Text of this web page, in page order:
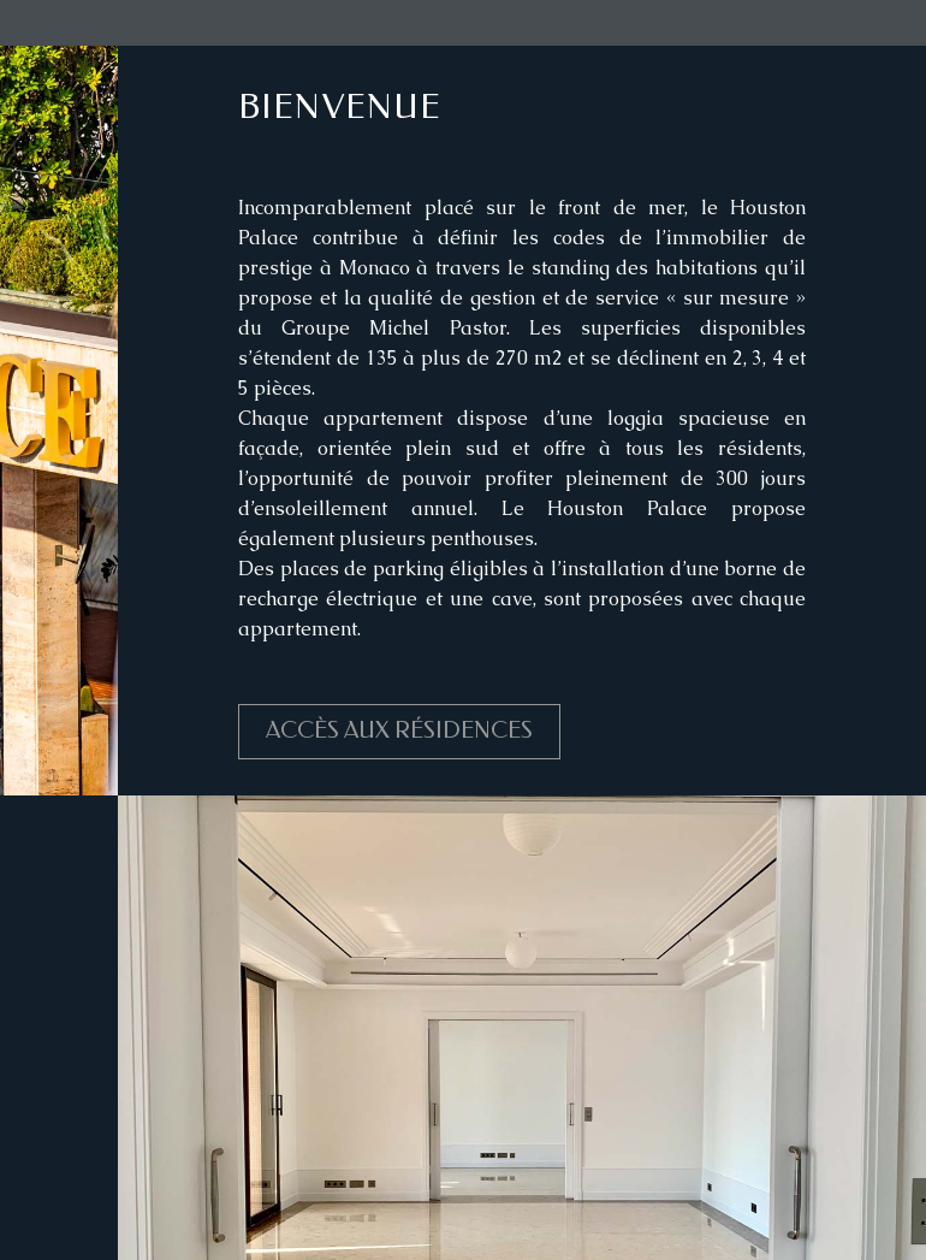
BIENVENUE
Incomparablement placé sur le front de mer, le Houston
Palace contribue à définir les codes de l’immobilier de
prestige à Monaco à travers le standing des habitations qu’il
propose et la qualité de gestion et de service « sur mesure »
du Groupe Michel Pastor. Les superficies disponibles
s’étendent de 135 à plus de 270 m2 et se déclinent en 2, 3, 4 et
5 pièces.
Chaque appartement dispose d’une loggia spacieuse en
façade, orientée plein sud et offre à tous les résidents,
l’opportunité de pouvoir profiter pleinement de 300 jours
d’ensoleillement annuel. Le Houston Palace propose
également plusieurs penthouses.
Des places de parking éligibles à l’installation d’une borne de
recharge électrique et une cave, sont proposées avec chaque
appartement.
ACCÈS AUX RÉSIDENCES